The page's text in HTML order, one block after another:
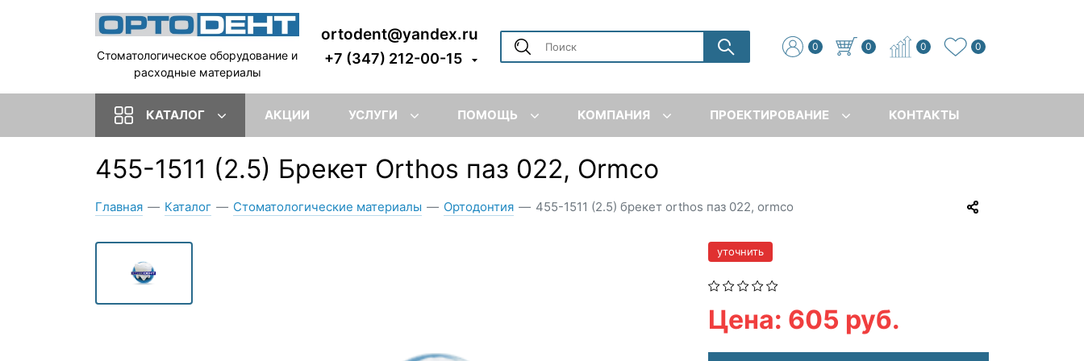
Стоматологическое оборудование и
расходные материалы
ortodent@yandex.ru
+7 (347) 212-00-15
0 0 0 0
КАТАЛОГ АКЦИИ УСЛУГИ ПОМОЩЬ КОМПАНИЯ ПРОЕКТИРОВАНИЕ КОНТАКТЫ
455-1511 (2.5) Брекет Orthos паз 022, Ormco
Главная — Каталог — Стоматологические материалы — Ортодонтия — 455-1511 (2.5) брекет orthos паз 022, ormco
уточнить
Цена: 605 руб.